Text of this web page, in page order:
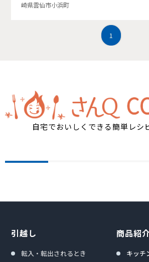
崎県雲仙市小浜町
1
自宅でおいしくできる簡単レシ
引越し
転入・転出されるとき
商品紹
キッチ